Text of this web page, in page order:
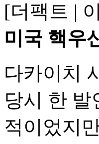
[더팩트 |
미국 핵우
다카이치
당시 한
적이었지